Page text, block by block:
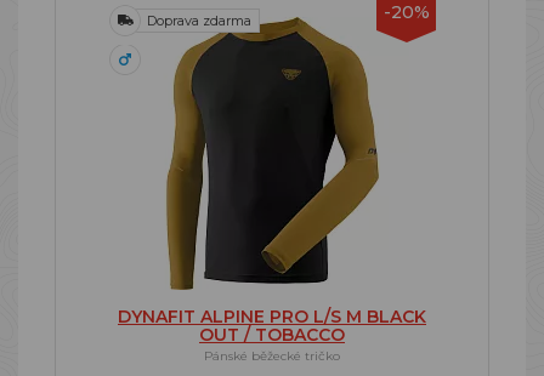
-20%
Doprava zdarma
DYNAFIT ALPINE PRO L/S M BLACK
OUT / TOBACCO
Pánské běžecké tričko